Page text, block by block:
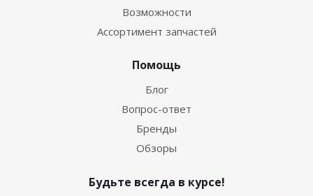
Возможности
Ассортимент запчастей
Помощь
Блог
Вопрос-ответ
Бренды
Обзоры
Будьте всегда в курсе!